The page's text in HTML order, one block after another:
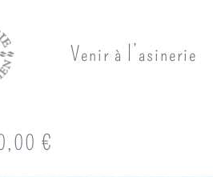
Venir à l’asinerie
€